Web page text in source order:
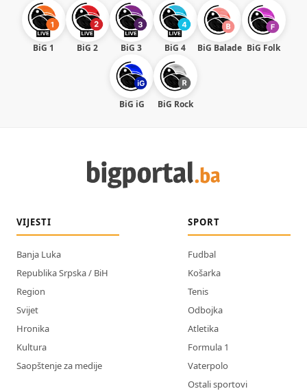
BiG 1 BiG 2 BiG 3 BiG 4 BiG Balade BiG Folk
BiG iG BiG Rock
VIJESTI
Banja Luka
Republika Srpska / BiH
Region
Svijet
Hronika
Kultura
Saopštenje za medije
SPORT
Fudbal
Košarka
Tenis
Odbojka
Atletika
Formula 1
Vaterpolo
Ostali sportovi